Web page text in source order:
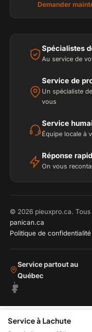
Service à Lachute
Demander
Spécialistes
Au service de
Service de
Un spécialiste
vous
Service
Équipe locale à
Réponse
On vous
© 2026 pieuxpro.ca. Tous
panican.ca
Politique de confidentialité
Service partout au
Québec